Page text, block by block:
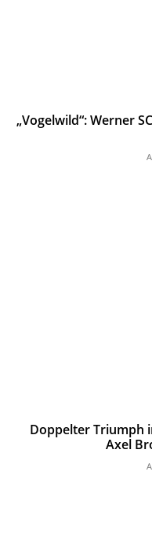
„Vogelwild“: Werner
Doppelter Triumph
Axel